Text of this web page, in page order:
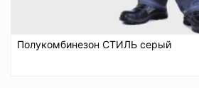
Полукомбинезон СТИЛЬ серый